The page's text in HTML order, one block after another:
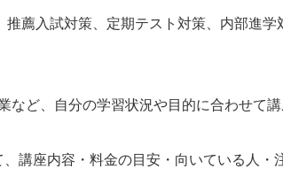
薦入試対策、定期テスト対策、内部進
ど、自分の学習状況や目的に合わせて講
講座内容・料金の目安・向いている人・